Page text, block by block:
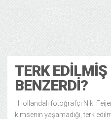
TERK
BENZERDI?
Hollandalı fotoğrafçı Niki
kimsenin yaşamadığı, terk